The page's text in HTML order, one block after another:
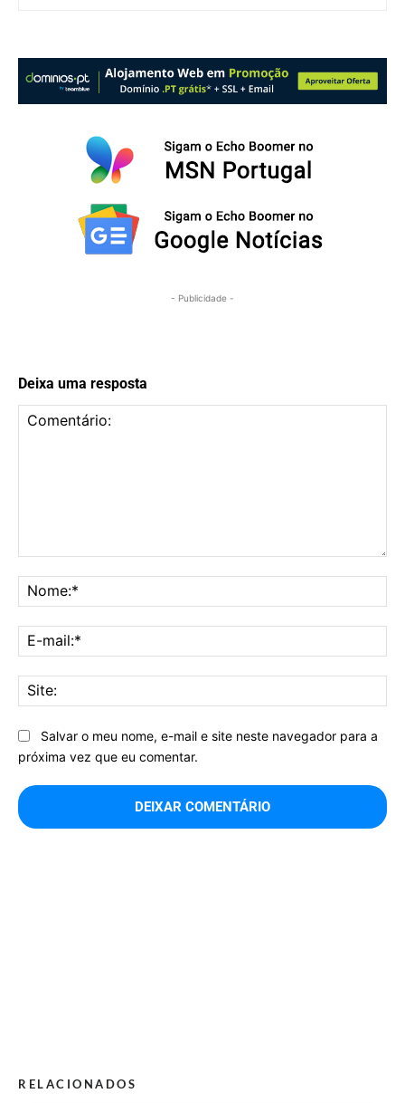
- Publicidade -
Deixa uma resposta
Salvar o meu nome, e-mail e site neste navegador para a
próxima vez que eu comentar.
RELACIONADOS